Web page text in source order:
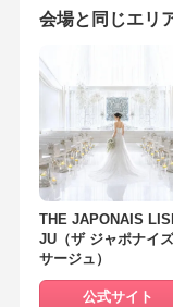
の演出でダンスを
るメニューでした
ていました。水沢駅
の便もあまり良く
るのが良いと思いま
ませんでしたが、飲
会会場がホテル1階
が出来るのもメリッ
会場と同じエリ
THE JAPONAIS
JU（ザ ジャポナイ
サージュ）
公式サイト